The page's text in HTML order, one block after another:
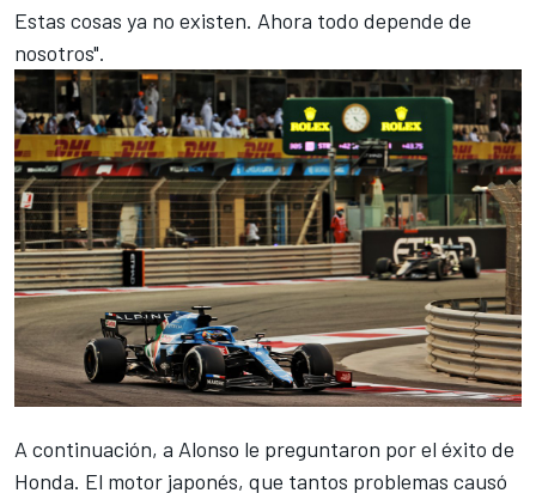
Estas cosas ya no existen. Ahora todo depende de
nosotros".
A continuación, a Alonso le preguntaron por el éxito de
Honda. El motor japonés, que tantos problemas causó